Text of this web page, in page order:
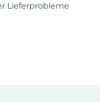
Lieferprobleme